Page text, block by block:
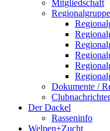
Mitgliedschaft
Dokumente /
Der Dackel
Rasseninfo
Welpen+Zucht